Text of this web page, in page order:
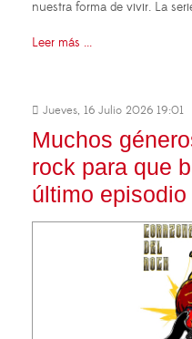
nuestra forma de vivir. La
Leer más ...
Jueves, 16 Julio 2026 19:01
Muchos
rock para que
último episodio